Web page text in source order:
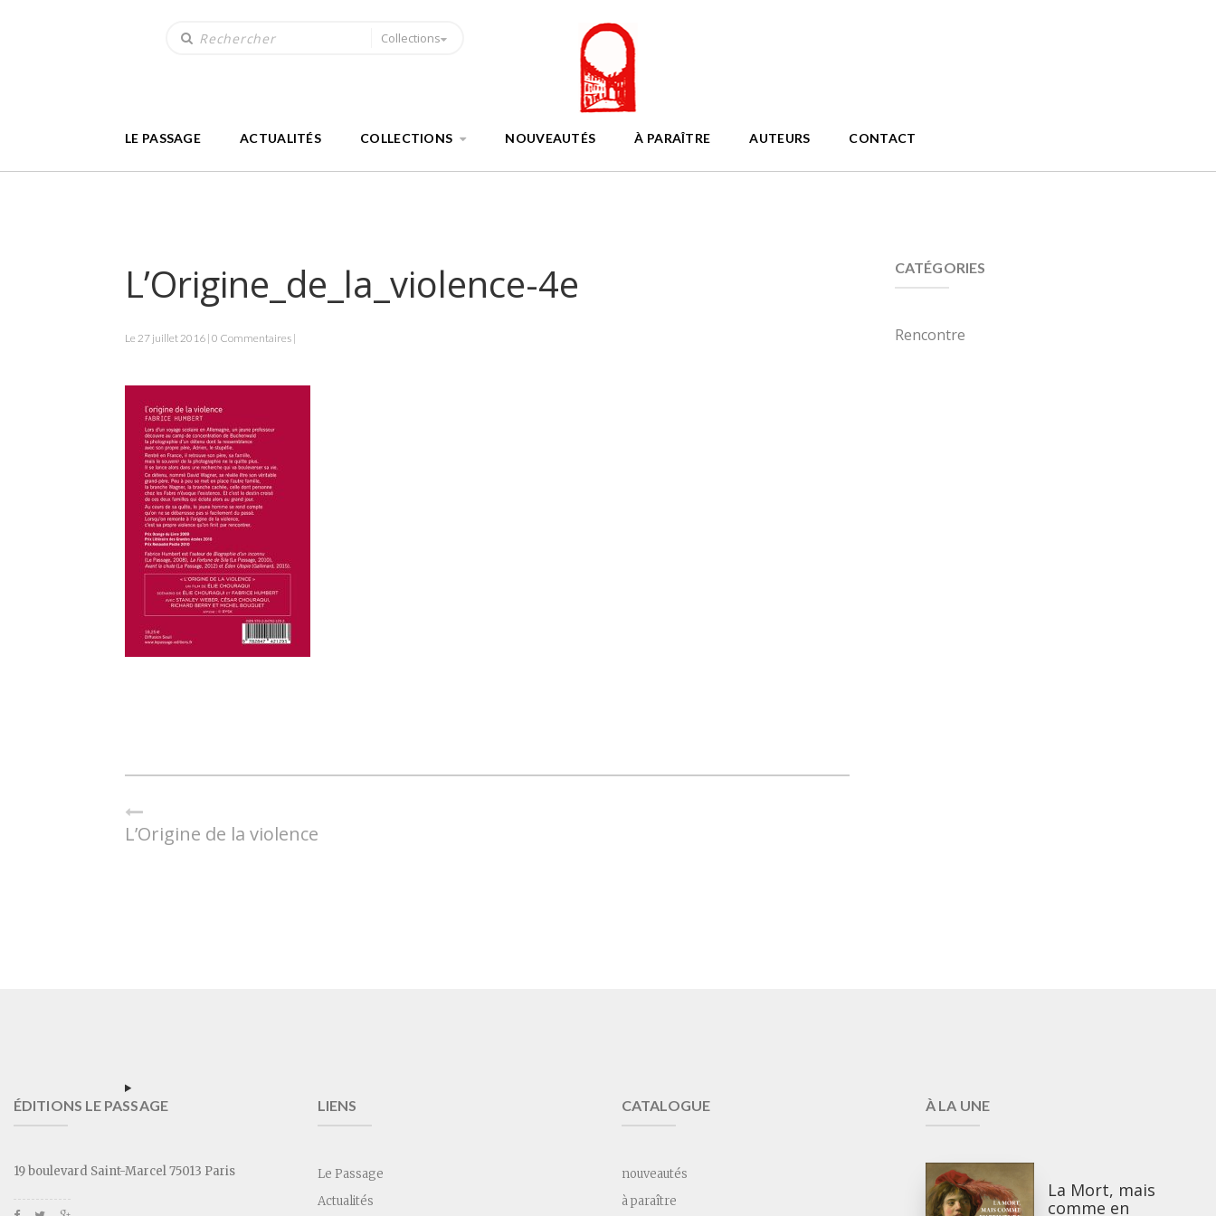
Collections
LE PASSAGE ACTUALITÉS COLLECTIONS NOUVEAUTÉS À PARAÎTRE AUTEURS CONTACT
L’Origine_de_la_violence-4e
Le 27 juillet 2016 | 0 Commentaires |
L’Origine de la violence
CATÉGORIES
Rencontre
ÉDITIONS LE PASSAGE
19 boulevard Saint-Marcel 75013 Paris
LIENS
Le Passage
Actualités
CATALOGUE
nouveautés
à paraître
À LA UNE
La Mort, mais
comme en